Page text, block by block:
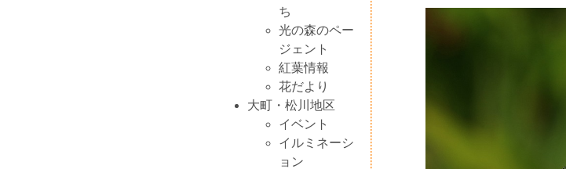
ち
光の森のペー
ジェント
紅葉情報
花だより
大町・松川地区
イベント
イルミネーシ
ョン